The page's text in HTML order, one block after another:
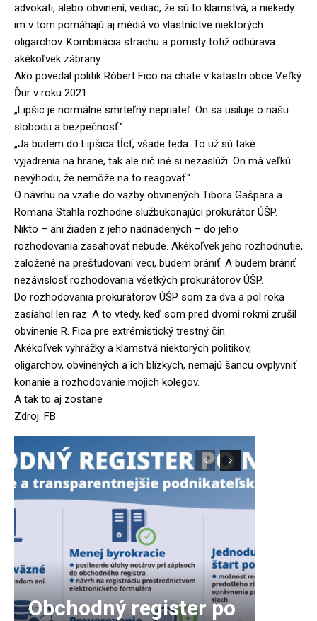
advokáti, alebo obvinení, vediac, že sú to klamstvá, a niekedy
im v tom pomáhajú aj médiá vo vlastníctve niektorých
oligarchov. Kombinácia strachu a pomsty totiž odbúrava
akékoľvek zábrany.
Ako povedal politik Róbert Fico na chate v katastri obce Veľký
Ďur v roku 2021:
„Lipšic je normálne smrteľný nepriateľ. On sa usiluje o našu
slobodu a bezpečnosť.“
„Ja budem do Lipšica tĺcť, všade teda. To už sú také
vyjadrenia na hrane, tak ale nič iné si nezaslúži. On má veľkú
nevýhodu, že nemôže na to reagovať.“
O návrhu na vzatie do vazby obvinených Tibora Gašpara a
Romana Stahla rozhodne službukonajúci prokurátor ÚŠP.
Nikto – ani žiaden z jeho nadriadených – do jeho
rozhodovania zasahovať nebude. Akékoľvek jeho rozhodnutie,
založené na preštudovaní veci, budem brániť. A budem brániť
nezávislosť rozhodovania všetkých prokurátorov ÚŠP.
Do rozhodovania prokurátorov ÚŠP som za dva a pol roka
zasiahol len raz. A to vtedy, keď som pred dvomi rokmi zrušil
obvinenie R. Fica pre extrémistický trestný čin.
Akékoľvek vyhrážky a klamstvá niektorých politikov,
oligarchov, obvinených a ich blízkych, nemajú šancu ovplyvniť
konanie a rozhodovanie mojich kolegov.
A tak to aj zostane
Zdroj: FB
Obchodný register po